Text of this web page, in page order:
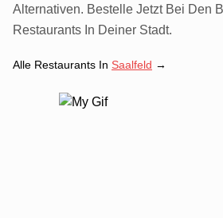
Alternativen. Bestelle Jetzt Bei Den
Restaurants In Deiner Stadt.
Alle Restaurants In Saalfeld →